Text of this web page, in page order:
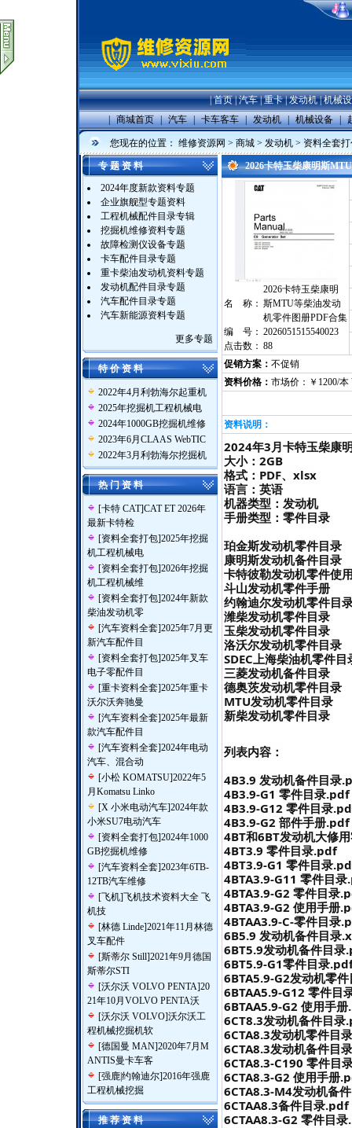
|首页|汽车|重卡|发动机|机械
| 商城首页 | 汽车 | 卡车客车 | 发动机 | 机械设备 |
您现在的位置： 维修资源网 > 商城 > 发动机 > 资料全套
专 题 资 料
2024年度新款资料专题
企业旗舰型专题资料
工程机械配件目录专辑
挖掘机维修资料专题
故障检测仪设备专题
卡车配件目录专题
重卡柴油发动机资料专题
发动机配件目录专题
汽车配件目录专题
汽车新能源资料专题
更多专题
特 价 资 料
2022年4月利勃海尔起重机
2025年挖掘机工程机械电
2024年1000GB挖掘机维修
2023年6月CLAAS WebTIC
2022年3月利勃海尔挖掘机
热 门 资 料
[卡特 CAT]CAT ET 2026年
最新卡特检
[资料全套打包]2025年挖掘
机工程机械电
[资料全套打包]2026年挖掘
机工程机械维
[资料全套打包]2024年新款
柴油发动机零
[汽车资料全套]2025年7月更
新汽车配件目
[资料全套打包]2025年叉车
电子零配件目
[重卡资料全套]2025年重卡
沃尔沃奔驰曼
[汽车资料全套]2025年最新
款汽车配件目
[汽车资料全套]2024年电动
汽车、混合动
[小松 KOMATSU]2022年5
月Komatsu Linko
[X 小米电动汽车]2024年款
小米SU7电动汽车
[资料全套打包]2024年1000
GB挖掘机维修
[汽车资料全套]2023年6TB-
12TB汽车维修
[飞机]飞机技术资料大全 飞
机技
[林德 Linde]2021年11月林德
叉车配件
[斯蒂尔 Still]2021年9月德国
斯蒂尔STI
[沃尔沃 VOLVO PENTA]20
21年10月VOLVO PENTA沃
[沃尔沃 VOLVO]沃尔沃工
程机械挖掘机软
[德国曼 MAN]2020年7月M
ANTIS曼卡车客
[强鹿|约翰迪尔]2016年强鹿
工程机械挖掘
推 荐 资 料
2026卡特玉柴康明斯
名 称：
2026卡特玉柴康明
斯MTU等柴油发动
机零件图册PDF合集
编 号： 2026051515540023
点击数： 88
促销方案： 不促销
资料价格： 市场价：￥1200/
资料说明：
2024年3月卡特玉柴康
大小：2GB
格式：PDF、xlsx
语言：英语
机器类型：发动机
手册类型：零件目录
珀金斯发动机零件目录
康明斯发动机备件目录
卡特彼勒发动机零件使
斗山发动机零件手册
约翰迪尔发动机零件目
潍柴发动机零件目录
玉柴发动机零件目录
洛沃尔发动机零件目录
SDEC上海柴油机零件目
三菱发动机备件目录
德奥茨发动机零件目录
MTU发动机零件目录
新柴发动机零件目录
列表内容：
4B3.9 发动机备件目录
4B3.9-G1 零件目录.pdf
4B3.9-G12 零件目录
4B3.9-G2 部件手册.pdf
4BT和6BT发动机大修
4BT3.9 零件目录.pdf
4BT3.9-G1 零件目录
4BTA3.9-G11 零件目
4BTA3.9-G2 零件目录
4BTA3.9-G2 使用手册
4BTAA3.9-C-零件目录
6B5.9 发动机备件目录
6BT5.9发动机备件目录
6BT5.9-G1零件目录
6BTA5.9-G2发动机零
6BTAA5.9-G12 零件目
6BTAA5.9-G2 使用手
6CT8.3发动机备件目录
6CTA8.3发动机零件目
6CTA8.3发动机备件目
6CTA8.3-C190 零件目
6CTA8.3-G2 使用手册
6CTA8.3-M4发动机备
6CTAA8.3备件目录.pdf
6CTAA8.3-G2 零件目